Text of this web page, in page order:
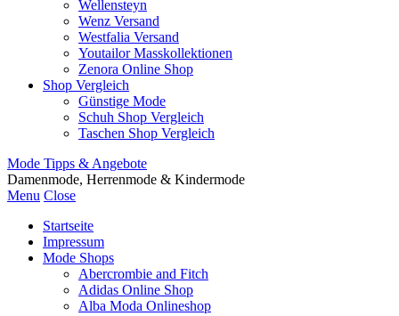
Wellensteyn
Wenz Versand
Westfalia Versand
Youtailor Masskollektionen
Zenora Online Shop
Shop Vergleich
Günstige Mode
Schuh Shop Vergleich
Taschen Shop Vergleich
Mode Tipps & Angebote
Damenmode, Herrenmode & Kindermode
Menu Close
Startseite
Impressum
Mode Shops
Abercrombie and Fitch
Adidas Online Shop
Alba Moda Onlineshop